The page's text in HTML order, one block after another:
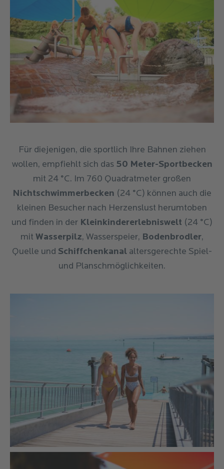
Für diejenigen, die sportlich Ihre Bahnen ziehen
wollen, empfiehlt sich das 50 Meter-Sportbecken
mit 24 °C. Im 760 Quadratmeter großen
Nichtschwimmerbecken (24 °C) können auch die
kleinen Besucher nach Herzenslust herumtoben
und finden in der Kleinkindererlebniswelt (24 °C)
mit Wasserpilz, Wasserspeier, Bodenbrodler,
Quelle und Schiffchenkanal altersgerechte Spiel-
und Planschmöglichkeiten.